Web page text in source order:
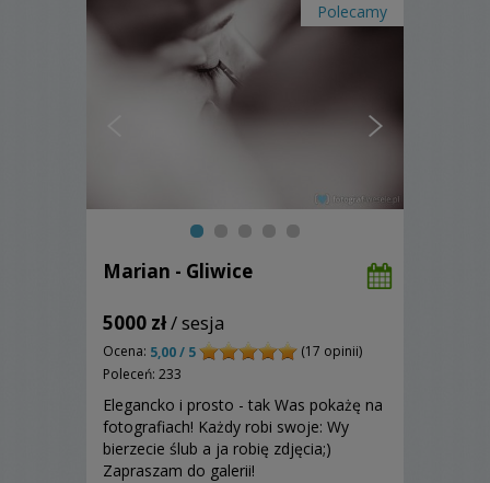
Polecamy
Marian - Gliwice
5000 zł/ sesja
Ocena: 5,00 / 5
(17 opinii)
Poleceń: 233
Elegancko i prosto - tak Was pokażę na
fotografiach! Każdy robi swoje: Wy
bierzecie ślub a ja robię zdjęcia;)
Zapraszam do galerii!